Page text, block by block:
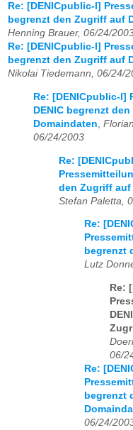
Re: [DENICpublic-l]
begrenzt den Zugriff auf
Henning Brauer, 06/24/
Re: [DENICpublic-l]
begrenzt den Zugriff auf
Nikolai Tiedemann, 06/24/
Re: [DENICpublic-l]
DENIC begrenzt
Domaindaten
06/24/2003
Re:
den Zugriff auf
Stefan Paletta,
Re:
begrenzt
Lutz
Re:
06/
Re:
begrenzt
06/24/